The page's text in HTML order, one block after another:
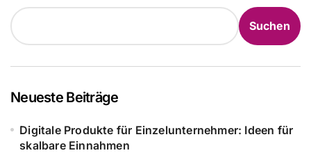
Suchen
Neueste Beiträge
Digitale Produkte für Einzelunternehmer: Ideen für
skalbare Einnahmen